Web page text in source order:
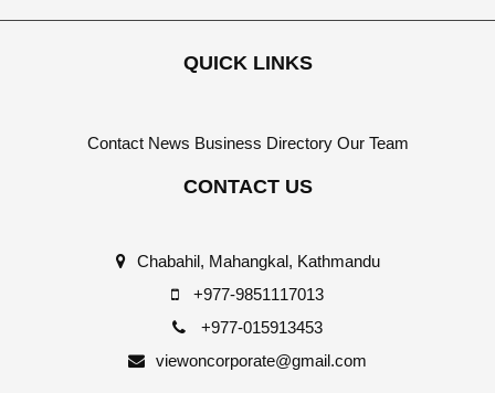
QUICK LINKS
Contact News Business Directory Our Team
CONTACT US
Chabahil, Mahangkal, Kathmandu
+977-9851117013
+977-015913453
viewoncorporate@gmail.com